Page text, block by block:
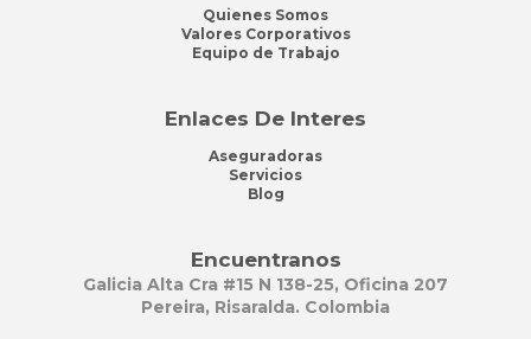
Quienes Somos
Valores Corporativos
Equipo de Trabajo
Enlaces De Interes
Aseguradoras
Servicios
Blog
Encuentranos
Galicia Alta Cra #15 N 138-25, Oficina 207
Pereira, Risaralda. Colombia